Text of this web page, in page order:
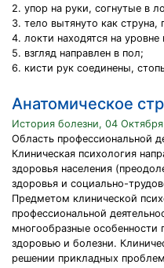
2. упор на руки, согнутые в
3. тело вытянуто как струна,
4. локти находятся на
5. взгляд направлен в пол;
6. кисти рук соединены,
Анатомическое
История болезни, 04
Область профессиональной
Клиническая психология
здоровья населения
здоровья и социально-
Предметом клинической
профессиональной
многообразные особенности
здоровью и болезни.
решении прикладных